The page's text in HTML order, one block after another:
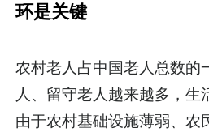
环是关键
农村老人占中国老人总数的
人、留守老人越来越多，生
由于农村基础设施薄弱、农